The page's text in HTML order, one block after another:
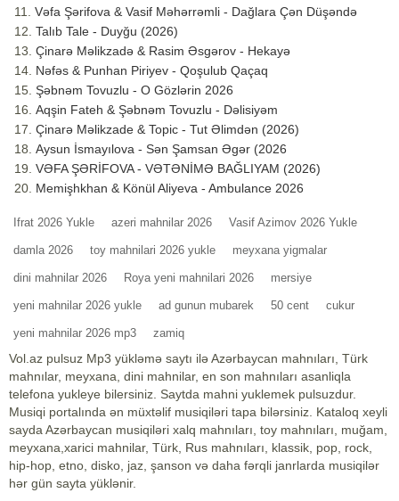
Vəfa Şərifova & Vasif Məhərrəmli - Dağlara Çən Düşəndə
Talıb Tale - Duyğu (2026)
Çinarə Məlikzadə & Rasim Əsgərov - Hekayə
Nəfəs & Punhan Piriyev - Qoşulub Qaçaq
Şəbnəm Tovuzlu - O Gözlərin 2026
Aqşin Fateh & Şəbnəm Tovuzlu - Dəlisiyəm
Çinarə Məlikzade & Topic - Tut Əlimdən (2026)
Aysun İsmayılova - Sən Şamsan Əgər (2026
VƏFA ŞƏRİFOVA - VƏTƏNİMƏ BAĞLIYAM (2026)
Memişhkhan & Könül Aliyeva - Ambulance 2026
Ifrat 2026 Yukle azeri mahnilar 2026 Vasif Azimov 2026 Yukle
damla 2026 toy mahnilari 2026 yukle meyxana yigmalar
dini mahnilar 2026 Roya yeni mahnilari 2026 mersiye
yeni mahnilar 2026 yukle ad gunun mubarek 50 cent cukur
yeni mahnilar 2026 mp3 zamiq
Vol.az pulsuz Mp3 yükləmə saytı ilə Azərbaycan mahnıları, Türk
mahnılar, meyxana, dini mahnilar, en son mahnıları asanliqla
telefona yukleye bilersiniz. Saytda mahni yuklemek pulsuzdur.
Musiqi portalında ən müxtəlif musiqiləri tapa bilərsiniz. Kataloq xeyli
sayda Azərbaycan musiqiləri xalq mahnıları, toy mahnıları, muğam,
meyxana,xarici mahnilar, Türk, Rus mahnıları, klassik, pop, rock,
hip-hop, etno, disko, jaz, şanson və daha fərqli janrlarda musiqilər
hər gün sayta yüklənir.